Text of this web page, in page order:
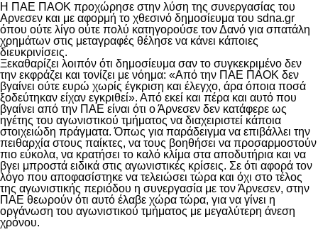
Η ΠΑΕ ΠΑΟΚ προχώρησε στην λύση της συνεργασίας του
Αρνεσεν και με αφορμή το χθεσινό δημοσίευμα του sdna.gr
όπου ούτε λίγο ούτε πολύ κατηγορούσε τον Δανό για σπατάλη
χρημάτων στις μεταγραφές θέλησε να κάνει κάποιες
διευκρινίσεις.
Ξεκαθαρίζει λοιπόν ότι δημοσίευμα σαν το συγκεκριμένο δεν
την εκφράζει και τονίζει με νόημα: «Από την ΠΑΕ ΠΑΟΚ δεν
βγαίνει ούτε ευρώ χωρίς έγκριση και έλεγχο, άρα όποια ποσά
ξοδεύτηκαν είχαν εγκριθεί». Από εκεί και πέρα και αυτό που
βγαίνει από την ΠΑΕ είναι ότι ο Άρνεσεν δεν κατάφερε ως
ηγέτης του αγωνιστικού τμήματος να διαχειριστεί κάποια
στοιχειώδη πράγματα. Όπως για παράδειγμα να επιβάλλει την
πειθαρχία στους παίκτες, να τους βοηθήσει να προσαρμοστούν
πιο εύκολα, να κρατήσει το καλό κλίμα στα αποδυτήρια και να
βγει μπροστά ειδικά στις αγωνιστικές κρίσεις. Σε ότι αφορά τον
λόγο που αποφασίστηκε να τελειώσει τώρα και όχι στο τέλος
της αγωνιστικής περιόδου η συνεργασία με τον Άρνεσεν, στην
ΠΑΕ θεωρούν ότι αυτό έλαβε χώρα τώρα, για να γίνει η
οργάνωση του αγωνιστικού τμήματος με μεγαλύτερη άνεση
χρόνου.